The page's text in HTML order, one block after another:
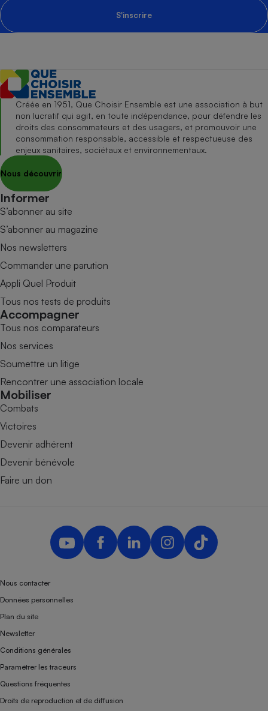
S'inscrire
Créée en 1951, Que Choisir Ensemble est une association à but
non lucratif qui agit, en toute indépendance, pour défendre les
droits des consommateurs et des usagers, et promouvoir une
consommation responsable, accessible et respectueuse des
enjeux sanitaires, sociétaux et environnementaux.
Nous découvrir
Informer
S’abonner au site
S’abonner au magazine
Nos newsletters
Commander une parution
Appli Quel Produit
Tous nos tests de produits
Accompagner
Tous nos comparateurs
Nos services
Soumettre un litige
Rencontrer une association locale
Mobiliser
Combats
Victoires
Devenir adhérent
Devenir bénévole
Faire un don
Nous contacter
Données personnelles
Plan du site
Newsletter
Conditions générales
Paramétrer les traceurs
Questions fréquentes
Droits de reproduction et de diffusion